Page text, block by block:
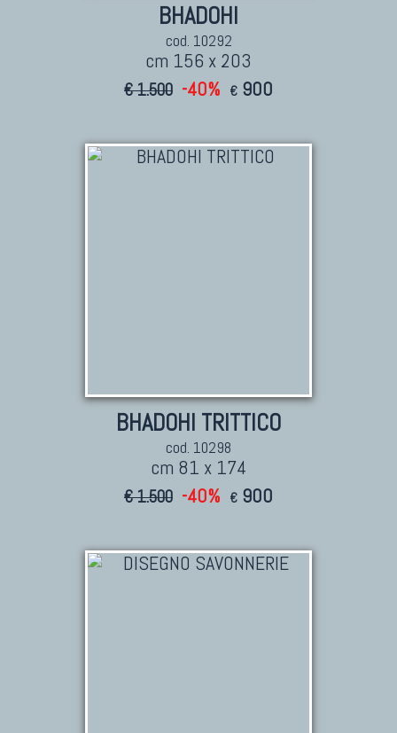
BHADOHI
cod. 10292
cm 156 x 203
€ 1.500 -40% € 900
BHADOHI TRITTICO
cod. 10298
cm 81 x 174
€ 1.500 -40% € 900